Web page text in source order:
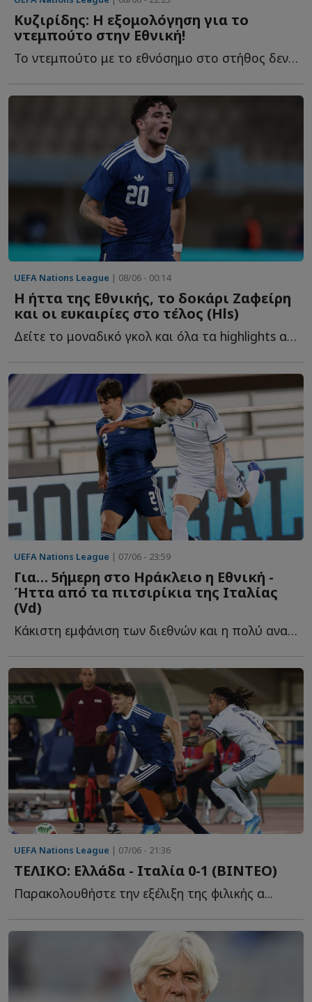
Kυζιρίδης: Η εξομολόγηση για το
ντεμπούτο στην Εθνική!
Το ντεμπούτο με το εθνόσημο στο στήθος δεν αποτελεί α...
UEFA Nations League | 08/06 - 00:14
Η ήττα της Εθνικής, το δοκάρι Ζαφείρη
και οι ευκαιρίες στο τέλος (Hls)
Δείτε το μοναδικό γκολ και όλα τα highlights από τη φιλική ή...
UEFA Nations League | 07/06 - 23:59
Για… 5ήμερη στο Ηράκλειο η Εθνική -
Ήττα από τα πιτσιρίκια της Ιταλίας
(Vd)
Kάκιστη εμφάνιση των διεθνών και η πολύ ανανεωμένη �...
UEFA Nations League | 07/06 - 21:36
TEΛΙΚΟ: Ελλάδα - Ιταλία 0-1 (ΒΙΝΤΕΟ)
Παρακολουθήστε την εξέλιξη της φιλικής α...